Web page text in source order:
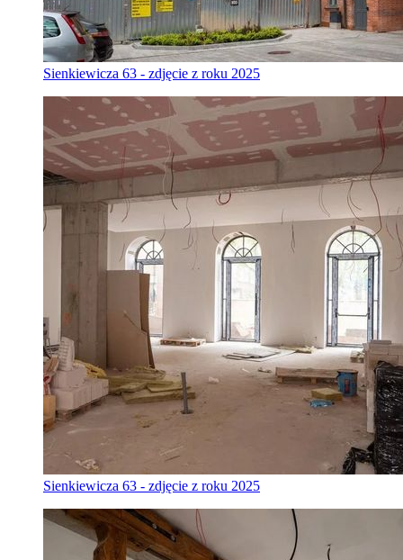
Sienkiewicza 63 - zdjęcie z roku 2025
Sienkiewicza 63 - zdjęcie z roku 2025